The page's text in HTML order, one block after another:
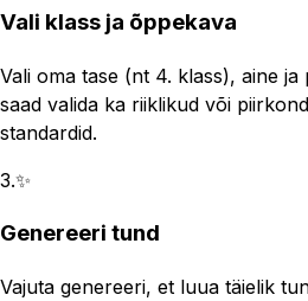
Vali klass ja õppekava
Vali oma tase (nt 4. klass), aine ja
saad valida ka riiklikud või
standardid.
3.✨
Genereeri tund
Vajuta genereeri, et luua täielik